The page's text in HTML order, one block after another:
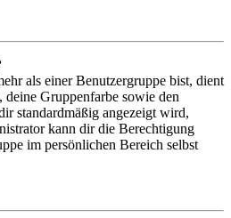
als einer Benutzergruppe bist, dient
deine Gruppenfarbe sowie den
standardmäßig angezeigt wird,
kann dir die Berechtigung
im persönlichen Bereich selbst